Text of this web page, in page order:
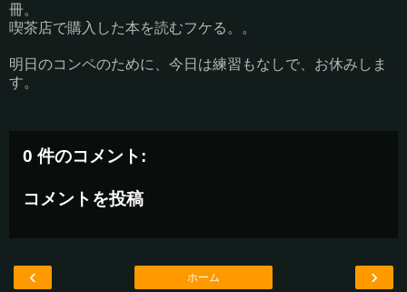
冊。
喫茶店で購入した本を読むフケる。。
明日のコンペのために、今日は練習もなしで、お休みしま
す。
0 件のコメント:
コメントを投稿
‹ ›
ホーム